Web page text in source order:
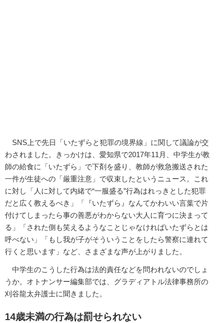
SNS上で先日「いたずらと犯罪の境界線」に関して議論が交
わされました。きっかけは、愛知県で2017年11月、中学生が教
師の給食に「いたずら」で下剤を盛り、教師が救急搬送された
一件が生徒への「厳重注意」で収束したというニュース。これ
に対し「人に対して内緒で“一服盛る”行為はれっきとした犯罪
だと広く教えるべき」「『いたずら』なんてかわいい言葉で片
付けてしまったら事の善悪がわからない大人に育つに決まって
る」「された側も笑えるようなことじゃなければいたずらとは
呼べない」「もし我が子がそういうことをしたら警察に連れて
行くと思います」など、さまざまな声が上がりました。
中学生のこうした行為は法的責任などを問われないのでしょ
うか。オトナンサー編集部では、グラディアトル法律事務所の
刈谷龍太弁護士に聞きました。
14歳未満の行為は罰せられない